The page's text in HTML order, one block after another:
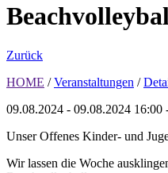
Zurück
HOME / Veranstaltungen /
09.08.2024 - 09.08.2024 16:00
Unser Offenes Kinder- und
Wir lassen die Woche